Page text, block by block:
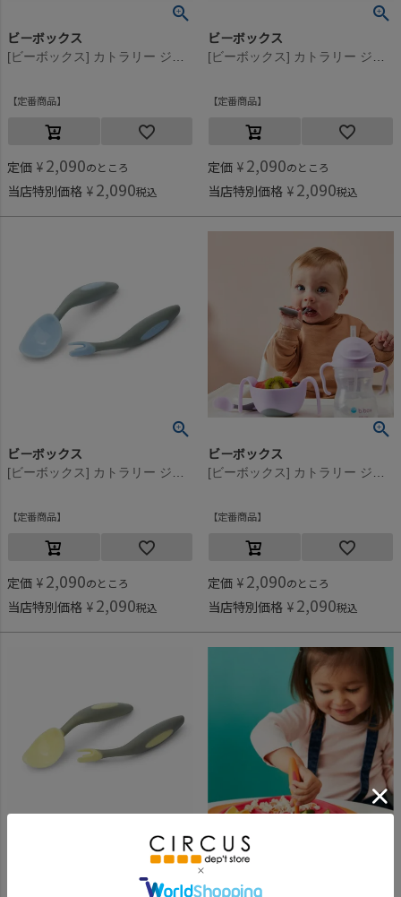
ビーボックス
[ビーボックス] カトラリー ジェラートシリーズ トゥッティフルッティ
定番商品
定価 ¥ 2,090のところ
当店特別価格 ¥ 2,090税込
ビーボックス
[ビーボックス] カトラリー ジェラートシリーズ ピスタチオ
定番商品
定価 ¥ 2,090のところ
当店特別価格 ¥ 2,090税込
ビーボックス
[ビーボックス] カトラリー ジェラートシリーズ バブルガム
定番商品
定価 ¥ 2,090のところ
当店特別価格 ¥ 2,090税込
ビーボックス
[ビーボックス] カトラリー ジェラートシリーズ ボイセンベリー
定番商品
定価 ¥ 2,090のところ
当店特別価格 ¥ 2,090税込
[ビーボックス] カトラリー ジェラートシリーズ バナナスプリット
ビーボックス